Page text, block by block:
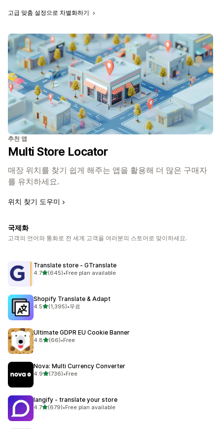
고급 맞춤 설정으로 차별화하기
추천 앱
Multi Store Locator
매장 위치를 찾기 쉽게 해주는 앱을 활용해 더 많은 구매자
를 유치하세요.
위치 찾기 도우미
국제화
고객의 언어와 통화로 전 세계 고객을 여러분의 스토어로 맞이하세요.
Translate store ‑ GTranslate
4.7별 5개 중
(645)
총 리뷰 645개
•Free plan available
Shopify Translate & Adapt
4.5별 5개 중
(1,395)
총 리뷰 1395개
•무료
Ultimate GDPR EU Cookie Banner
4.8별 5개 중
(66)
총 리뷰 66개
•Free
Nova: Multi Currency Converter
4.9별 5개 중
(736)
총 리뷰 736개
•Free
langify ‑ translate your store
4.7별 5개 중
(679)
총 리뷰 679개
•Free plan available